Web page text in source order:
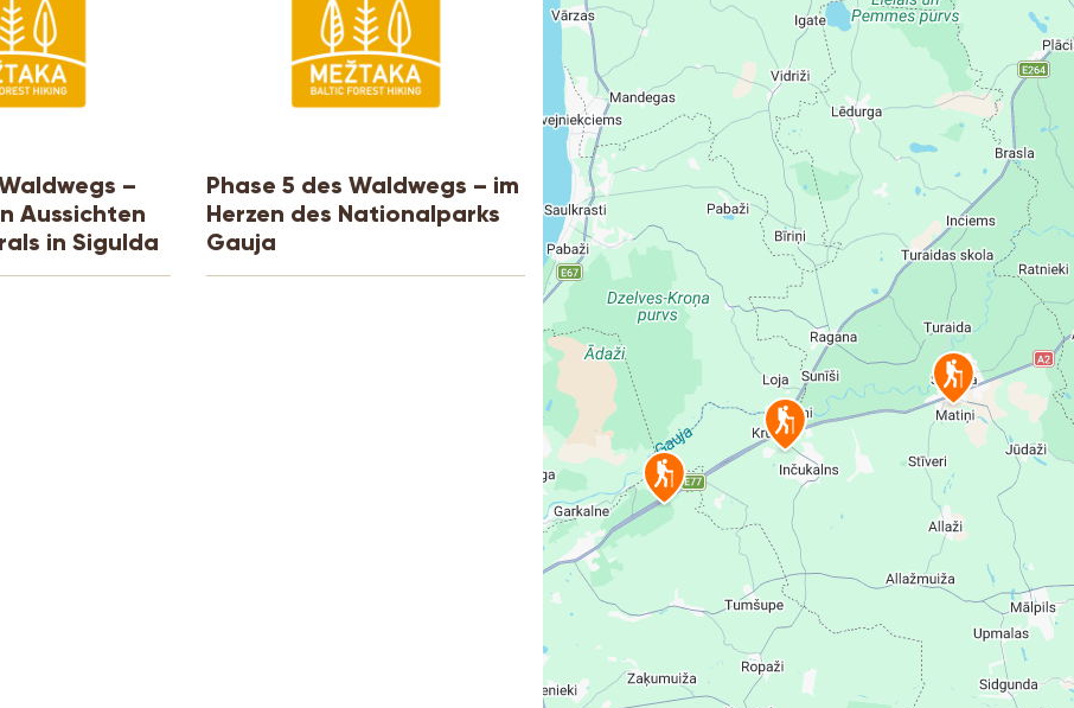
–
Aussichten
in Sigulda
Phase 5 des Waldwegs – im
Herzen des Nationalparks
Gauja